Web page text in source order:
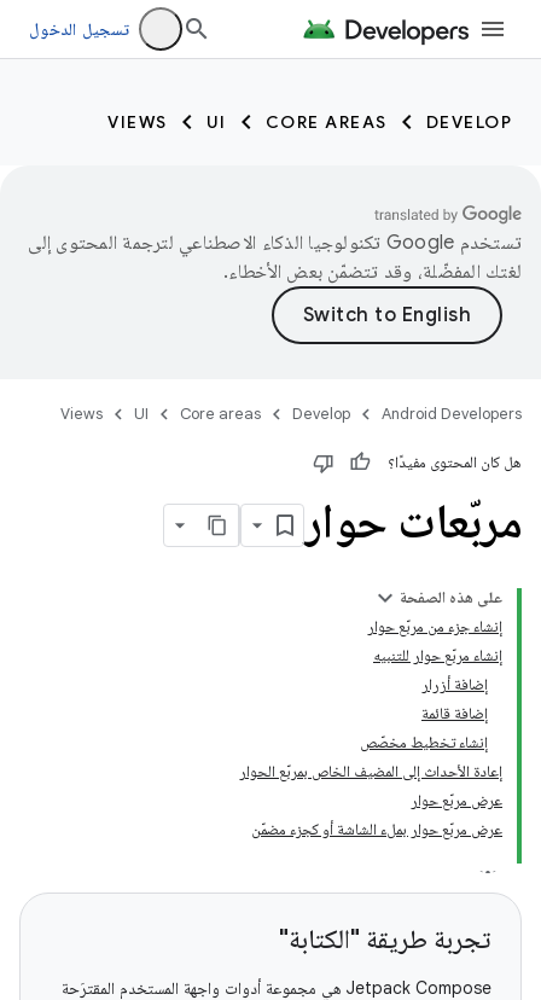
تسجيل الدخول
DEVELOP
CORE AREAS
UI
VIEWS
تستخدم Google تكنولوجيا الذكاء الاصطناعي لترجمة المحتوى إلى
لغتك المفضّلة، وقد تتضمّن بعض الأخطاء.
Android Developers
Develop
Core areas
UI
Views
هل كان المحتوى مفيدًا؟
مربّعات حوار
على هذه الصفحة
إنشاء جزء من مربّع حوار
إنشاء مربّع حوار للتنبيه
إضافة أزرار
إضافة قائمة
إنشاء تخطيط مخصّص
إعادة الأحداث إلى المضيف الخاص بمربّع الحوار
عرض مربّع حوار
عرض مربّع حوار بملء الشاشة أو كجزء مضمّن
تجربة طريقة "الكتابة"
‫Jetpack Compose هي مجموعة أدوات واجهة المستخدم المقترَحة